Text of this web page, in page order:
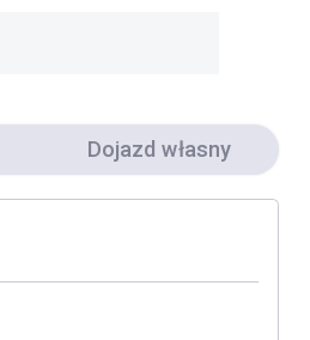
Dojazd własny